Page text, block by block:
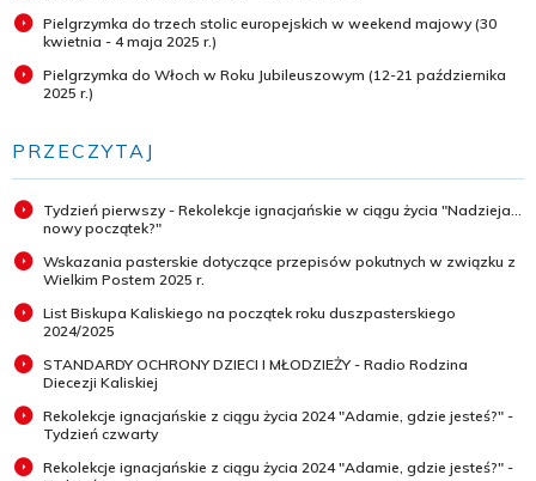
Pielgrzymka do trzech stolic europejskich w weekend majowy (30
kwietnia - 4 maja 2025 r.)
Pielgrzymka do Włoch w Roku Jubileuszowym (12-21 października
2025 r.)
PRZECZYTAJ
Tydzień pierwszy - Rekolekcje ignacjańskie w ciągu życia "Nadzieja...
nowy początek?"
Wskazania pasterskie dotyczące przepisów pokutnych w związku z
Wielkim Postem 2025 r.
List Biskupa Kaliskiego na początek roku duszpasterskiego
2024/2025
STANDARDY OCHRONY DZIECI I MŁODZIEŻY - Radio Rodzina
Diecezji Kaliskiej
Rekolekcje ignacjańskie z ciągu życia 2024 "Adamie, gdzie jesteś?" -
Tydzień czwarty
Rekolekcje ignacjańskie z ciągu życia 2024 "Adamie, gdzie jesteś?" -